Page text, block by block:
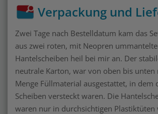
Verpackung und
Zwei Tage nach Bestelldatum kam das
aus zwei roten, mit Neopren
Hantelscheiben heil bei mir an. Der
neutrale Karton, war von oben bis
Menge Füllmaterial ausgestattet, in dem
Scheiben versteckt waren. Die
waren nur in durchsichtigen Plastiktüten